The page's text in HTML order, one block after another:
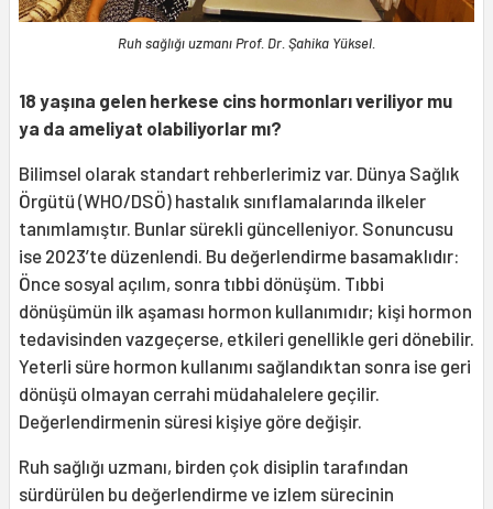
Ruh sağlığı uzmanı Prof. Dr. Şahika Yüksel.
18 yaşına gelen herkese cins hormonları veriliyor mu
ya da ameliyat olabiliyorlar mı?
Bilimsel olarak standart rehberlerimiz var. Dünya Sağlık
Örgütü (WHO/DSÖ) hastalık sınıflamalarında ilkeler
tanımlamıştır. Bunlar sürekli güncelleniyor. Sonuncusu
ise 2023’te düzenlendi. Bu değerlendirme basamaklıdır:
Önce sosyal açılım, sonra tıbbi dönüşüm. Tıbbi
dönüşümün ilk aşaması hormon kullanımıdır; kişi hormon
tedavisinden vazgeçerse, etkileri genellikle geri dönebilir.
Yeterli süre hormon kullanımı sağlandıktan sonra ise geri
dönüşü olmayan cerrahi müdahalelere geçilir.
Değerlendirmenin süresi kişiye göre değişir.
Ruh sağlığı uzmanı, birden çok disiplin tarafından
sürdürülen bu değerlendirme ve izlem sürecinin